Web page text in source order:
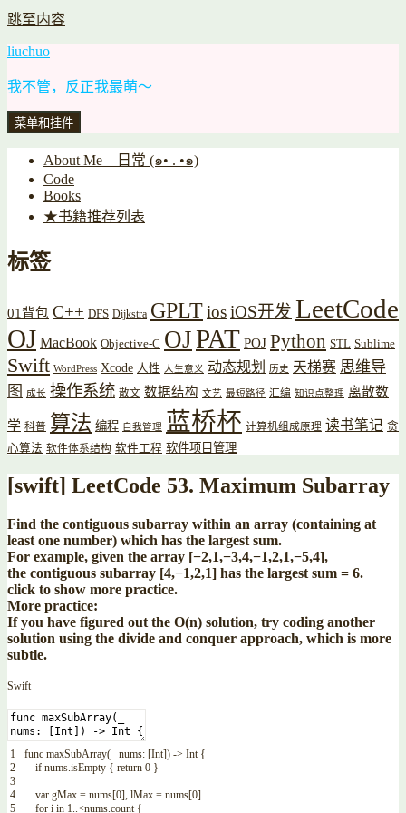
跳至内容
liuchuo
我不管，反正我最萌～
菜单和挂件
About Me – 日常 (๑• . •๑)
Code
Books
★书籍推荐列表
标签
01背包 C++ DFS Dijkstra GPLTiosiOS开发 LeetCode
OJ MacBook Objective-C OJPAT POJ Python STL Sublime
Swift WordPress Xcode 人性 人生意义 动态规划 历史 天梯赛 思维导
图
成长 操作系统 散文 数据结构 文艺 最短路径 汇编 知识点整理 离散数
学 科普 算法 编程 自我管理 蓝桥杯 计算机组成原理 读书笔记 贪
心算法 软件体系结构 软件工程 软件项目管理
[swift] LeetCode 53. Maximum Subarray
Find the contiguous subarray within an array (containing at
least one number) which has the largest sum.
For example, given the array [−2,1,−3,4,−1,2,1,−5,4],
the contiguous subarray [4,−1,2,1] has the largest sum = 6.
click to show more practice.
More practice:
If you have figured out the O(n) solution, try coding another
solution using the divide and conquer approach, which is more
subtle.
Swift
1
2
3
4
5
func maxSubArray( nums: [Int]) -> Int {
if nums.isEmpty { return 0 }
var gMax = nums[0], lMax = nums[0]
for i in 1..<nums.count {